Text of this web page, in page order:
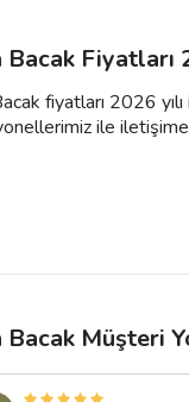
Bacak Fiyatları
fiyatları 2026
ile iletişime
Bacak Müşteri